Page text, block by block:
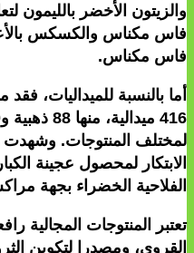
والزيتون الأخضر بالليمون
فاس مكناس والكسكس
فاس مكناس.
أما بالنسبة للميداليات،
لمختلف المنتوجات. وشهدت
الابتكار لمحصول عجينة
الفلاحية الخضراء بجهة
تعتبر المنتوجات المجالية
القروي، ومصدرا لتكوين